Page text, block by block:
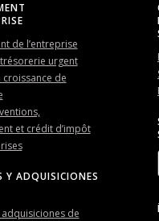
de l’entreprise
urgent
croissance de
et crédit d’impôt
Y ADQUISICIONES
adquisiciones de